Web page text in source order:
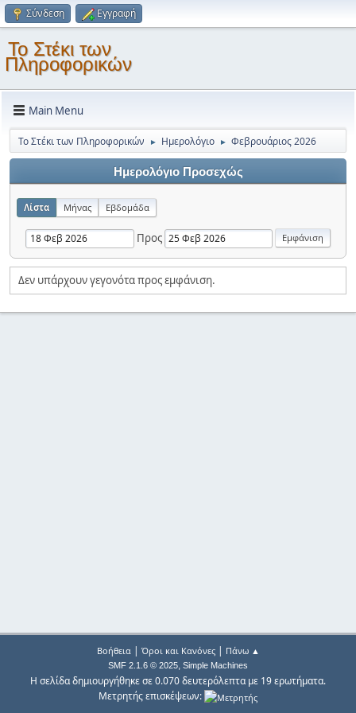
Σύνδεση Εγγραφή
Το Στέκι των
Πληροφορικών
Main Menu
Το Στέκι των Πληροφορικών ► Ημερολόγιο ► Φεβρουάριος 2026
Ημερολόγιο Προσεχώς
Λίστα Μήνας Εβδομάδα
Προς
Δεν υπάρχουν γεγονότα προς εμφάνιση.
Βοήθεια| Όροι και Κανόνες| Πάνω ▲
SMF 2.1.6 © 2025, Simple Machines
Η σελίδα δημιουργήθηκε σε 0.070 δευτερόλεπτα με 19 ερωτήματα.
Μετρητής επισκέψεων: